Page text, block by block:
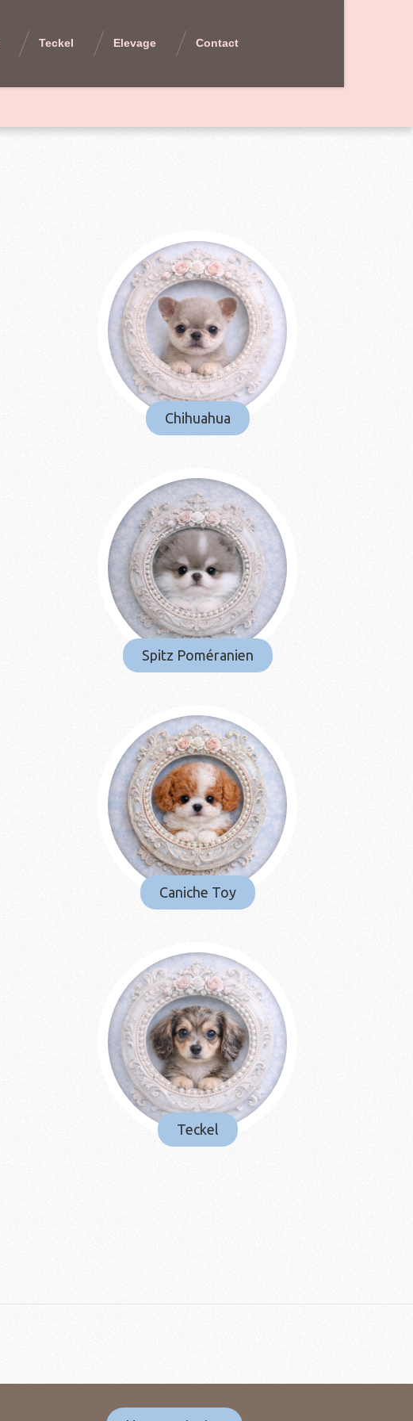
Teckel Elevage Contact
Chihuahua
Spitz Poméranien
Caniche Toy
Teckel